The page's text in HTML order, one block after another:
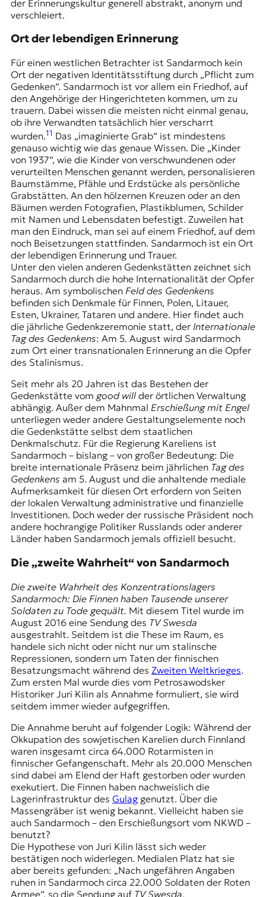
der Erinnerungskultur generell abstrakt, anonym und
verschleiert.
Ort der lebendigen Erinnerung
Für einen westlichen Betrachter ist Sandarmoch kein
Ort der negativen Identitätsstiftung durch „Pflicht zum
Gedenken“. Sandarmoch ist vor allem ein Friedhof, auf
den Angehörige der Hingerichteten kommen, um zu
trauern. Dabei wissen die meisten nicht einmal genau,
ob ihre Verwandten tatsächlich hier verscharrt
wurden.11 Das „imaginierte Grab“ ist mindestens
genauso wichtig wie das genaue Wissen. Die „Kinder
von 1937“, wie die Kinder von verschwundenen oder
verurteilten Menschen genannt werden, personalisieren
Baumstämme, Pfähle und Erdstücke als persönliche
Grabstätten. An den hölzernen Kreuzen oder an den
Bäumen werden Fotografien, Plastikblumen, Schilder
mit Namen und Lebensdaten befestigt. Zuweilen hat
man den Eindruck, man sei auf einem Friedhof, auf dem
noch Beisetzungen stattfinden. Sandarmoch ist ein Ort
der lebendigen Erinnerung und Trauer.
Unter den vielen anderen Gedenkstätten zeichnet sich
Sandarmoch durch die hohe Internationalität der Opfer
heraus. Am symbolischen Feld des Gedenkens
befinden sich Denkmale für Finnen, Polen, Litauer,
Esten, Ukrainer, Tataren und andere. Hier findet auch
die jährliche Gedenkzeremonie statt, der Internationale
Tag des Gedenkens: Am 5. August wird Sandarmoch
zum Ort einer transnationalen Erinnerung an die Opfer
des Stalinismus.
Seit mehr als 20 Jahren ist das Bestehen der
Gedenkstätte vom good will der örtlichen Verwaltung
abhängig. Außer dem Mahnmal Erschießung mit Engel
unterliegen weder andere Gestaltungselemente noch
die Gedenkstätte selbst dem staatlichen
Denkmalschutz. Für die Regierung Kareliens ist
Sandarmoch – bislang – von großer Bedeutung: Die
breite internationale Präsenz beim jährlichen Tag des
Gedenkens am 5. August und die anhaltende mediale
Aufmerksamkeit für diesen Ort erfordern von Seiten
der lokalen Verwaltung administrative und finanzielle
Investitionen. Doch weder der russische Präsident noch
andere hochrangige Politiker Russlands oder anderer
Länder haben Sandarmoch jemals offiziell besucht.
Die „zweite Wahrheit“ von Sandarmoch
Die zweite Wahrheit des Konzentrationslagers
Sandarmoch: Die Finnen haben Tausende unserer
Soldaten zu Tode gequält. Mit diesem Titel wurde im
August 2016 eine Sendung des TV Swesda
ausgestrahlt. Seitdem ist die These im Raum, es
handele sich nicht oder nicht nur um stalinsche
Repressionen, sondern um Taten der finnischen
Besatzungsmacht während des Zweiten Weltkrieges.
Zum ersten Mal wurde dies vom Petrosawodsker
Historiker Juri Kilinals Annahme formuliert, sie wird
seitdem immer wieder aufgegriffen.
Die Annahme beruht auf folgender Logik: Während der
Okkupation des sowjetischen Karelien durch Finnland
waren insgesamt circa 64.000 Rotarmisten in
finnischer Gefangenschaft. Mehr als 20.000 Menschen
sind dabei am Elend der Haft gestorben oder wurden
exekutiert. Die Finnen haben nachweislich die
Lagerinfrastruktur des Gulaggenutzt. Über die
Massengräber ist wenig bekannt. Vielleicht haben sie
auch Sandarmoch – den Erschießungsort vom NKWD –
benutzt?
Die Hypothese von Juri Kilin lässt sich weder
bestätigen noch widerlegen. Medialen Platz hat sie
aber bereits gefunden: „Nach ungefähren Angaben
ruhen in Sandarmoch circa 22.000 Soldaten der Roten
Armee“, so die Sendung auf TV Swesda.